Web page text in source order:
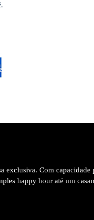
exclusiva. Com capacidade
happy hour até um